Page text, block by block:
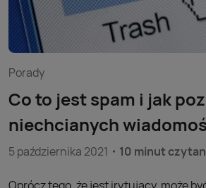
Porady
Co to jest spam i jak
niechcianych
5 października 2021 10 minut